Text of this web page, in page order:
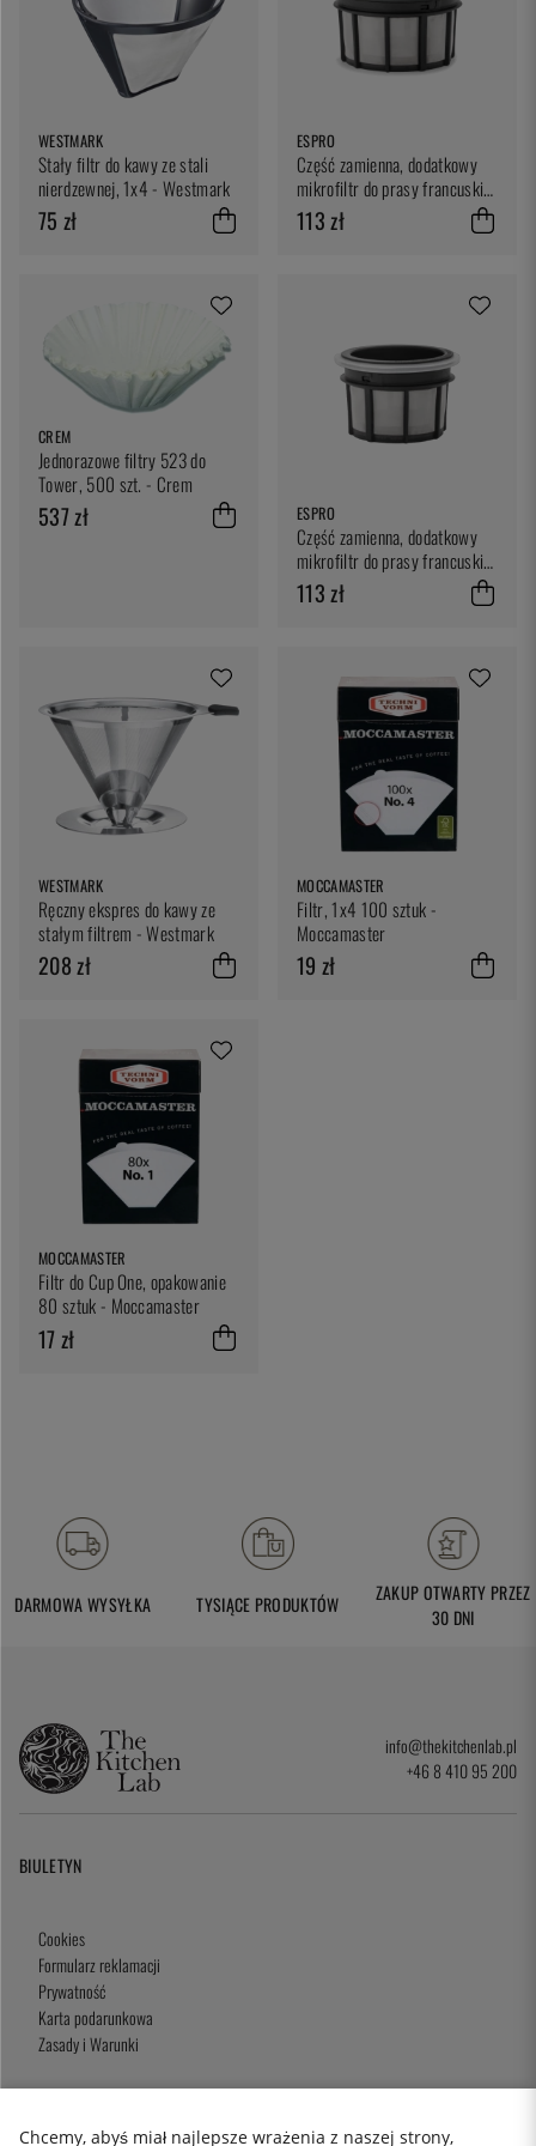
WESTMARK
Stały filtr do kawy ze stali
nierdzewnej, 1x4 - Westmark
75 zł
ESPRO
Część zamienna, dodatkowy
mikrofiltr do prasy francuskiej
32 uncje - Espro
113 zł
CREM
Jednorazowe filtry 523 do
Tower, 500 szt. - Crem
537 zł ESPRO
Część zamienna, dodatkowy
mikrofiltr do prasy francuskiej
18 uncji - Espro
113 zł
WESTMARK
Ręczny ekspres do kawy ze
stałym filtrem - Westmark
208 zł
MOCCAMASTER
Filtr, 1x4 100 sztuk -
Moccamaster
19 zł
MOCCAMASTER
Filtr do Cup One, opakowanie
80 sztuk - Moccamaster
17 zł
DARMOWA WYSYŁKA TYSIĄCE PRODUKTÓW
ZAKUP OTWARTY PRZEZ
30 DNI
info@thekitchenlab.pl
+46 8 410 95 200
BIULETYN
Cookies
Formularz reklamacji
Prywatność
Karta podarunkowa
Zasady i Warunki
Chcemy, abyś miał najlepsze wrażenia z naszej strony,